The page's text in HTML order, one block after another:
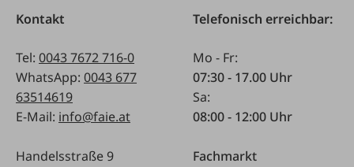
Kontakt
Tel: 0043 7672 716-0
WhatsApp: 0043 677
63514619
E-Mail: info@faie.at
Handelsstraße 9
Telefonisch erreichbar:
Mo - Fr:
07:30 - 17.00 Uhr
Sa:
08:00 - 12:00 Uhr
Fachmarkt